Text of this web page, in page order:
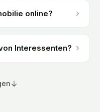
online? ›
Interessenten? ›